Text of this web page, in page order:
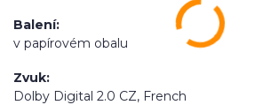
Balení
v papírovém obalu
Zvuk
Dolby Digital 2.0 CZ, French